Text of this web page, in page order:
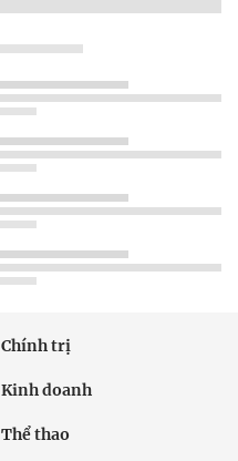
Chính trị
Kinh doanh
Thể thao